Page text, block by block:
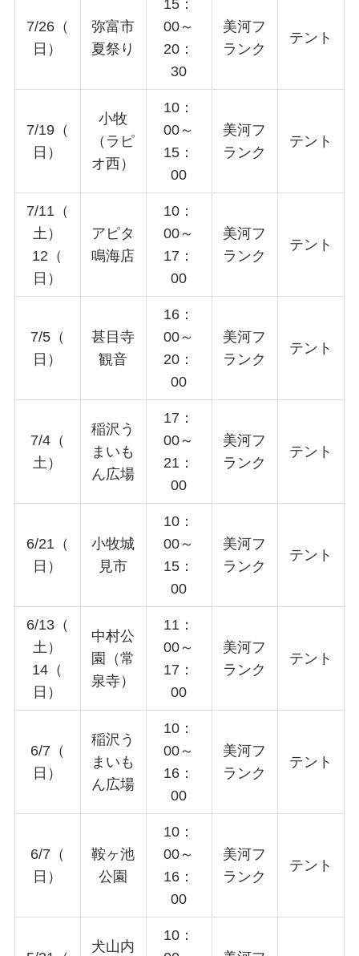
7/26（
日）
弥富市
夏祭り
15：
00～
20：
30
美河フ
ランク
テント
7/19（
日）
小牧
（ラピ
オ西）
10：
00～
15：
00
美河フ
ランク
テント
7/11（
土）
12（
日）
アピタ
鳴海店
10：
00～
17：
00
美河フ
ランク
テント
7/5（
日）
甚目寺
観音
16：
00～
20：
00
美河フ
ランク
テント
7/4（
土）
稲沢う
まいも
ん広場
17：
00～
21：
00
美河フ
ランク
テント
6/21（
日）
小牧城
見市
10：
00～
15：
00
美河フ
ランク
テント
6/13（
土）
14（
日）
中村公
園（常
泉寺）
11：
00～
17：
00
美河フ
ランク
テント
6/7（
日）
稲沢う
まいも
ん広場
10：
00～
16：
00
美河フ
ランク
テント
6/7（
日）
鞍ヶ池
公園
10：
00～
16：
00
美河フ
ランク
テント
犬山内
10：